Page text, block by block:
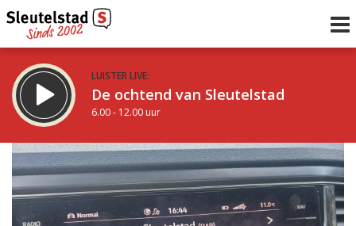
LUISTER LIVE:
De ochtend van Sleutelstad
6.00 - 12.00 uur
STRAKS:
De middag van Sleutelstad
12.00 - 18.00 uur
Vorig uur
uur 1 van 0 Volgend uur